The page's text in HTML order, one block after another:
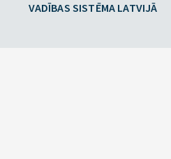
VADĪBAS SISTĒMA LATVIJĀ